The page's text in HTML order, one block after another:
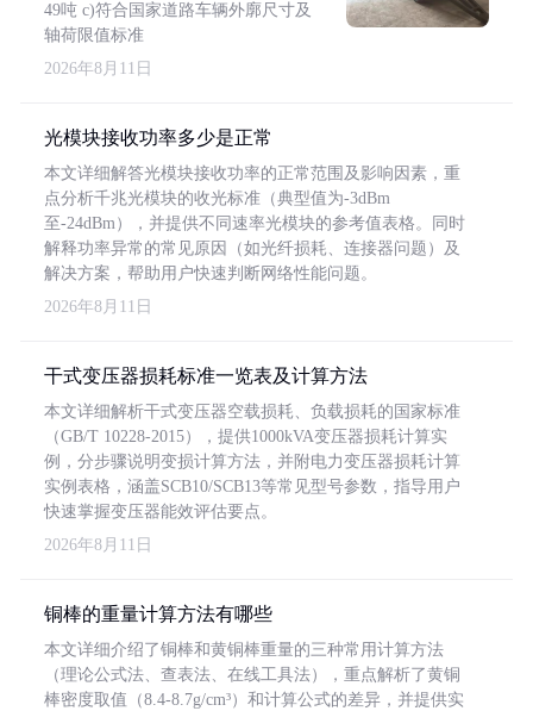
49吨 c)符合国家道路车辆外廓尺寸及
轴荷限值标准
2026年8月11日
光模块接收功率多少是正常
本文详细解答光模块接收功率的正常范围及影响因素，重
点分析千兆光模块的收光标准（典型值为-3dBm
至-24dBm），并提供不同速率光模块的参考值表格。同时
解释功率异常的常见原因（如光纤损耗、连接器问题）及
解决方案，帮助用户快速判断网络性能问题。
2026年8月11日
干式变压器损耗标准一览表及计算方法
本文详细解析干式变压器空载损耗、负载损耗的国家标准
（GB/T 10228-2015），提供1000kVA变压器损耗计算实
例，分步骤说明变损计算方法，并附电力变压器损耗计算
实例表格，涵盖SCB10/SCB13等常见型号参数，指导用户
快速掌握变压器能效评估要点。
2026年8月11日
铜棒的重量计算方法有哪些
本文详细介绍了铜棒和黄铜棒重量的三种常用计算方法
（理论公式法、查表法、在线工具法），重点解析了黄铜
棒密度取值（8.4-8.7g/cm³）和计算公式的差异，并提供实